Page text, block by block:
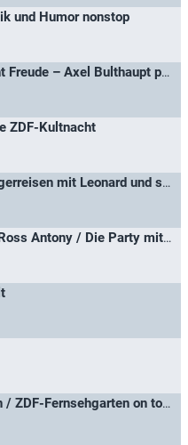
und Humor nonstop
Wiedersehen macht Freude – Axel Bulthaupt präsentiert Perlen der MDR Unterhaltung
ZDF-Kultnacht
Hit auf Hit – Schlagerreisen mit Leonard und seinen Gästen
Schlagerparty mit Ross Antony / Die Party mit Ross Antony
ZDF-Fernsehgarten / ZDF-Fernsehgarten on tour